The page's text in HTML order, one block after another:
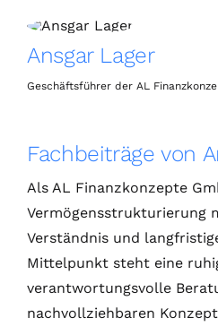
Ansgar Lager
Geschäftsführer der AL
Fachbeiträge von
Als AL Finanzkonzepte
Vermögensstrukturierung
Verständnis und
Mittelpunkt steht eine
verantwortungsvolle
nachvollziehbaren